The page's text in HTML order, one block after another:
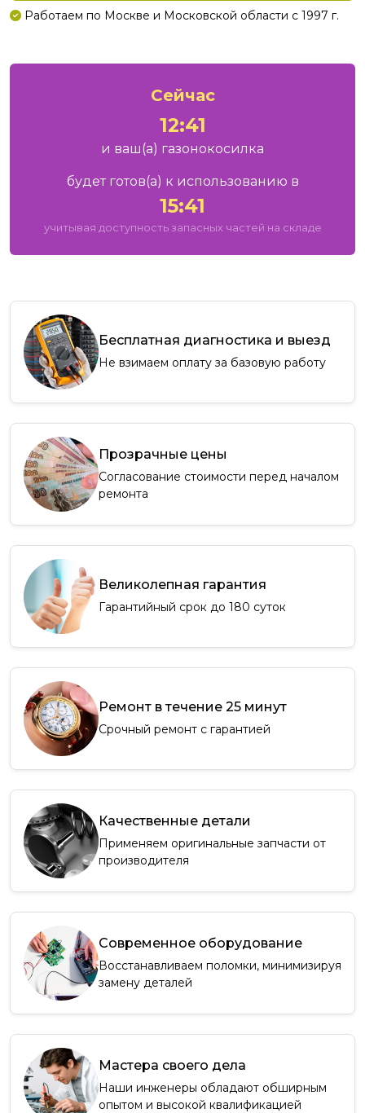
Работаем по Москве и Московской области с 1997 г.
Сейчас
12:41
и ваш(а) газонокосилка
будет готов(а) к использованию в
15:41
учитывая доступность запасных частей на складе
Бесплатная диагностика и выезд
Не взимаем оплату за базовую работу
Прозрачные цены
Согласование стоимости перед началом
ремонта
Великолепная гарантия
Гарантийный срок до 180 суток
Ремонт в течение 25 минут
Срочный ремонт с гарантией
Качественные детали
Применяем оригинальные запчасти от
производителя
Современное оборудование
Восстанавливаем поломки, минимизируя
замену деталей
Мастера своего дела
Наши инженеры обладают обширным
опытом и высокой квалификацией